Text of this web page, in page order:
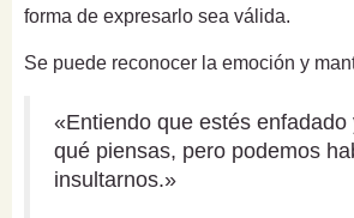
forma de expresarlo sea válida.
Se puede reconocer la emoción y
«Entiendo que estés enfadado
qué piensas, pero podemos
insultarnos.»